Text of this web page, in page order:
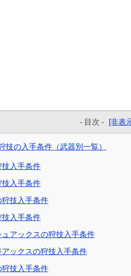
- 目次 - [非表
技の入手条件（武器別一覧）
技入手条件
技入手条件
狩技入手条件
技入手条件
ュアックスの狩技入手条件
アックスの狩技入手条件
狩技入手条件